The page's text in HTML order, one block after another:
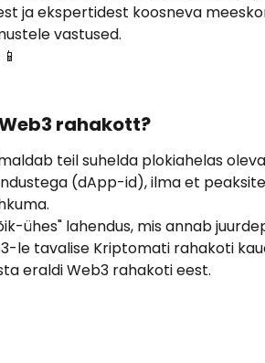
ja ekspertidest koosneva
vastused.
rahakott?
teil suhelda plokiahelas
(dApp-id), ilma et
ühes" lahendus, mis annab
le tavalise Kriptomati rahakoti
eraldi Web3 rahakoti eest.